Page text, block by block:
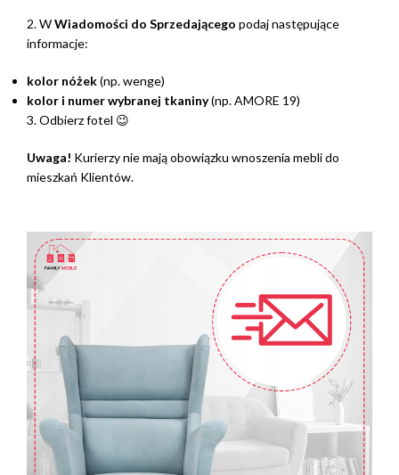
2. WWiadomości do Sprzedającego podaj następujące
informacje:
kolor nóżek(np. wenge)
kolor i numer wybranej tkaniny(np. AMORE 19)
3. Odbierz fotel 😉
Uwaga! Kurierzy nie mają obowiązku wnoszenia mebli do
mieszkań Klientów.